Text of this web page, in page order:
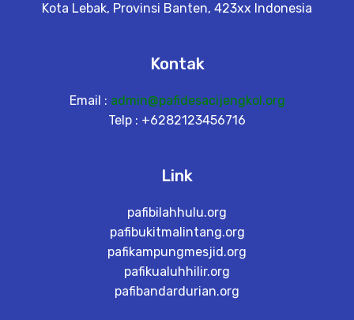
Kota Lebak, Provinsi Banten, 423xx Indonesia
Kontak
Email : admin@pafidesacijengkol.org
Telp : +6282123456716
Link
pafibilahhulu.org
pafibukitmalintang.org
pafikampungmesjid.org
pafikualuhhilir.org
pafibandardurian.org